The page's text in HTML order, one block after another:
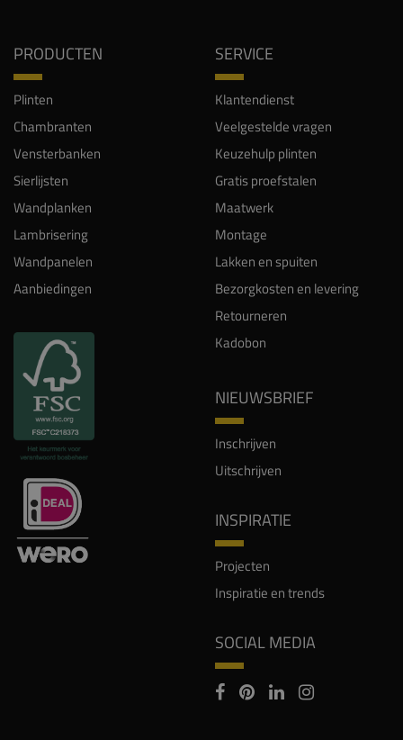
PRODUCTEN
Plinten
Chambranten
Vensterbanken
Sierlijsten
Wandplanken
Lambrisering
Wandpanelen
Aanbiedingen
SERVICE
Klantendienst
Veelgestelde vragen
Keuzehulp plinten
Gratis proefstalen
Maatwerk
Montage
Lakken en spuiten
Bezorgkosten en levering
Retourneren
Kadobon
NIEUWSBRIEF
Inschrijven
Uitschrijven
INSPIRATIE
Projecten
Inspiratie en trends
SOCIAL MEDIA